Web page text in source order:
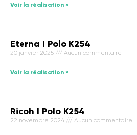
Voir la réalisation »
Eterna I Polo K254
20 janvier 2025 Aucun commentaire
Voir la réalisation »
Ricoh I Polo K254
22 novembre 2024 Aucun commentaire